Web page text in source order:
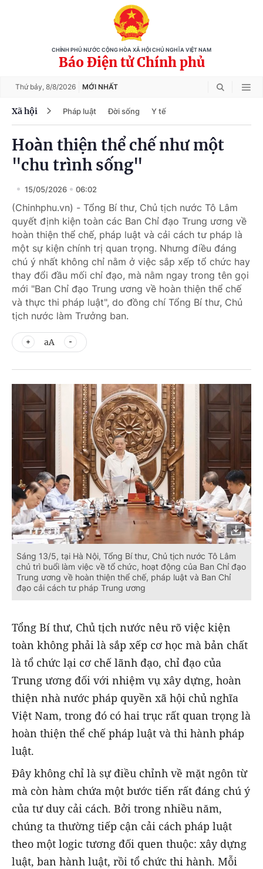
CHÍNH PHỦ NƯỚC CỘNG HÒA XÃ HỘI CHỦ NGHĨA VIỆT NAM
Báo Điện tử Chính phủ
Thứ bảy, 8/8/2026 MỚI NHẤT
Xã hội Pháp luật Đời sống Y tế
Hoàn thiện thể chế như một
"chu trình sống"
15/05/2026 06:02
(Chinhphu.vn) - Tổng Bí thư, Chủ tịch nước Tô Lâm
quyết định kiện toàn các Ban Chỉ đạo Trung ương về
hoàn thiện thể chế, pháp luật và cải cách tư pháp là
một sự kiện chính trị quan trọng. Nhưng điều đáng
chú ý nhất không chỉ nằm ở việc sắp xếp tổ chức hay
thay đổi đầu mối chỉ đạo, mà nằm ngay trong tên gọi
mới "Ban Chỉ đạo Trung ương về hoàn thiện thể chế
và thực thi pháp luật", do đồng chí Tổng Bí thư, Chủ
tịch nước làm Trưởng ban.
aA
Sáng 13/5, tại Hà Nội, Tổng Bí thư, Chủ tịch nước Tô Lâm
chủ trì buổi làm việc về tổ chức, hoạt động của Ban Chỉ đạo
Trung ương về hoàn thiện thể chế, pháp luật và Ban Chỉ
đạo cải cách tư pháp Trung ương
Tổng Bí thư, Chủ tịch nước nêu rõ việc kiện
toàn không phải là sắp xếp cơ học mà bản chất
là tổ chức lại cơ chế lãnh đạo, chỉ đạo của
Trung ương đối với nhiệm vụ xây dựng, hoàn
thiện nhà nước pháp quyền xã hội chủ nghĩa
Việt Nam, trong đó có hai trục rất quan trọng là
hoàn thiện thể chế pháp luật và thi hành pháp
luật.
Đây không chỉ là sự điều chỉnh về mặt ngôn từ
mà còn hàm chứa một bước tiến rất đáng chú ý
của tư duy cải cách. Bởi trong nhiều năm,
chúng ta thường tiếp cận cải cách pháp luật
theo một logic tương đối quen thuộc: xây dựng
luật, ban hành luật, rồi tổ chức thi hành. Mỗi